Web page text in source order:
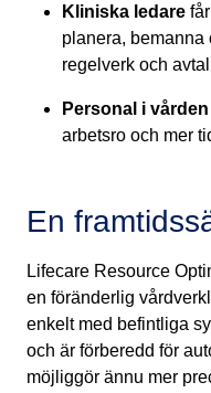
Kliniska ledare
planera, bemanna
regelverk och
Personal i vården
arbetsro och mer
En
Lifecare Resource
en föränderlig
enkelt med befintliga
och är förberedd för
möjliggör ännu mer